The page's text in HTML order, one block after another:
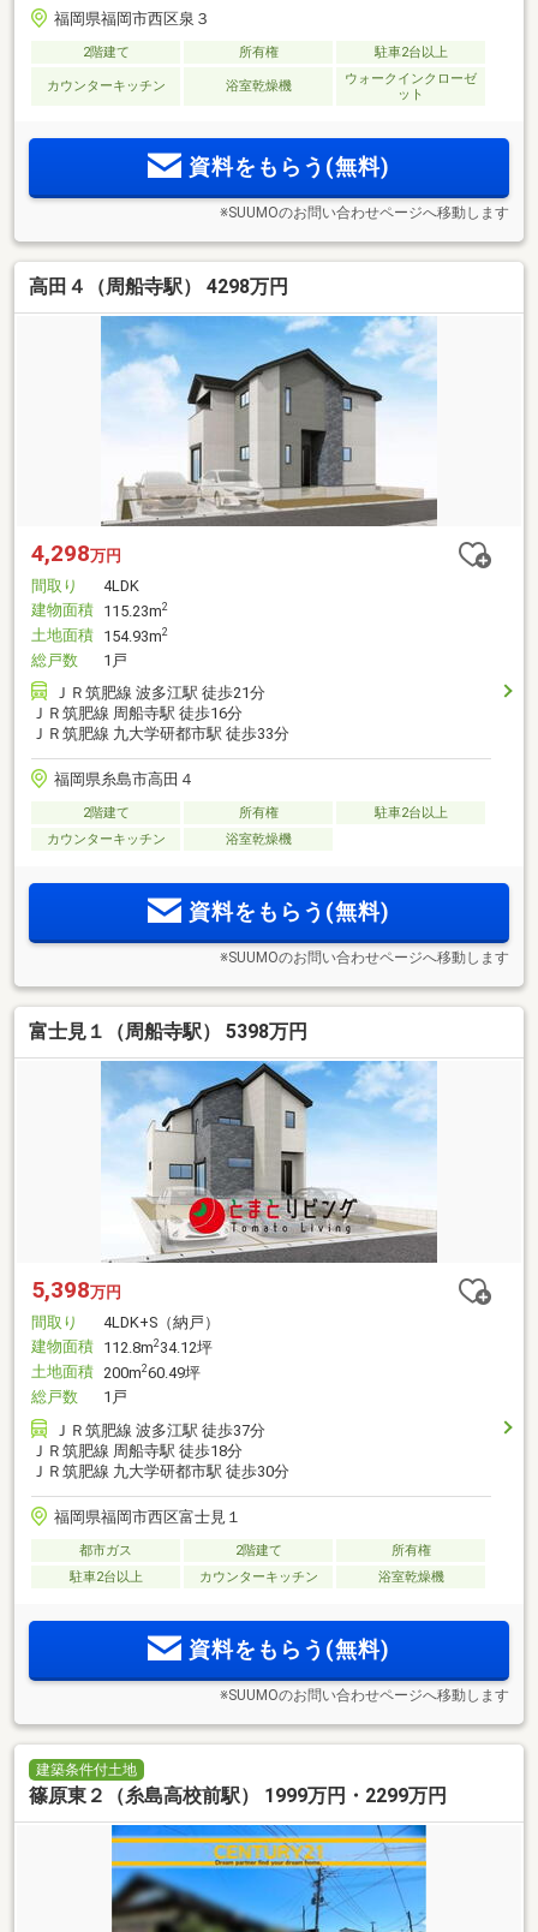
福岡県福岡市西区泉３
2階建て 所有権 駐車2台以上
カウンターキッチン 浴室乾燥機
ウォークインクローゼ
ット
資料をもらう(無料)
※SUUMOのお問い合わせページへ移動します
高田４（周船寺駅） 4298万円
4,298万円
間取り
4LDK
建物面積 115.23m2
土地面積 154.93m2
総戸数
1戸
ＪＲ筑肥線 波多江駅 徒歩21分
ＪＲ筑肥線 周船寺駅 徒歩16分
ＪＲ筑肥線 九大学研都市駅 徒歩33分
福岡県糸島市高田４
2階建て 所有権
駐車2台以上
カウンターキッチン
浴室乾燥機
資料をもらう(無料)
※SUUMOのお問い合わせページへ移動します
富士見１（周船寺駅） 5398万円
5,398万円
間取り
4LDK+S（納戸）
建物面積 112.8m234.12坪
土地面積 200m260.49坪
総戸数
1戸
ＪＲ筑肥線 波多江駅 徒歩37分
ＪＲ筑肥線 周船寺駅 徒歩18分
ＪＲ筑肥線 九大学研都市駅 徒歩30分
福岡県福岡市西区富士見１
都市ガス 2階建て
所有権
駐車2台以上
カウンターキッチン 浴室乾燥機
資料をもらう(無料)
※SUUMOのお問い合わせページへ移動します
建築条件付土地
篠原東２（糸島高校前駅） 1999万円・2299万円